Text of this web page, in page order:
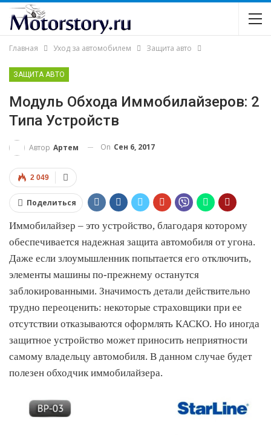
Главная Уход за автомобилем Защита авто
ЗАЩИТА АВТО
Модуль Обхода Иммобилайзеров: 2
Типа Устройств
Автор Артем On Сен 6, 2017
2 049
Поделиться
Иммобилайзер – это устройство, благодаря которому
обеспечивается надежная защита автомобиля от угона.
Даже если злоумышленник попытается его отключить,
элементы машины по-прежнему останутся
заблокированными. Значимость детали действительно
трудно переоценить: некоторые страховщики при ее
отсутствии отказываются оформлять КАСКО. Но иногда
защитное устройство может приносить неприятности
самому владельцу автомобиля. В данном случае будет
полезен обходчик иммобилайзера.